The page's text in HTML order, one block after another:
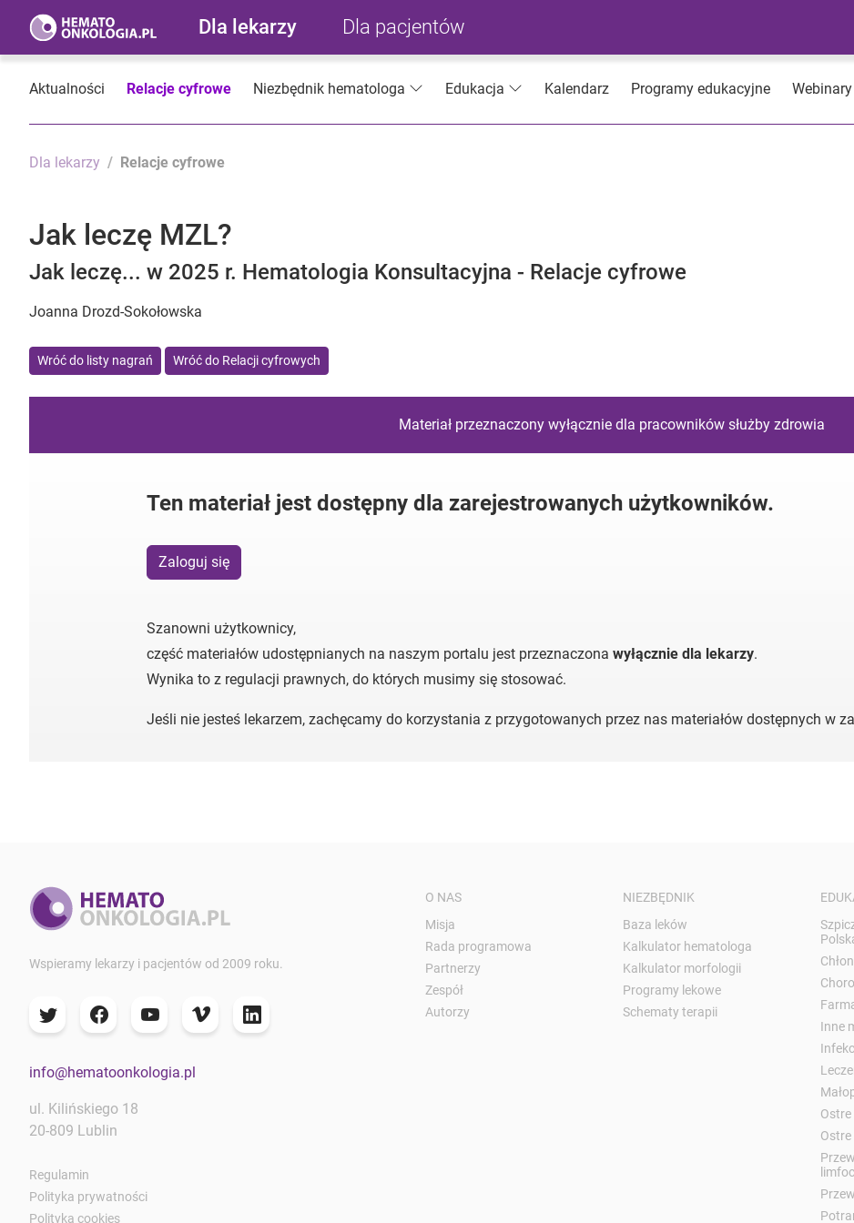
Dla lekarzy Dla pacjentów
Aktualności Relacje cyfrowe Niezbędnik hematologa Edukacja Kalendarz Programy edukacyjne Webinary
Dla lekarzy Relacje cyfrowe
Jak leczę MZL?
Jak leczę... w 2025 r. Hematologia Konsultacyjna - Relacje cyfrowe
Joanna Drozd-Sokołowska
Wróć do listy nagrań Wróć do Relacji cyfrowych
Materiał przeznaczony wyłącznie dla pracowników służby zdrowia
Ten materiał jest dostępny dla zarejestrowanych użytkowników.
Zaloguj się
Szanowni użytkownicy,
część materiałów udostępnianych na naszym portalu jest przeznaczona wyłącznie dla lekarzy.
Wynika to z regulacji prawnych, do których musimy się stosować.
Jeśli nie jesteś lekarzem, zachęcamy do korzystania z przygotowanych przez nas materiałów dostępnych w
Wspieramy lekarzy i pacjentów od 2009 roku.
info@hematoonkologia.pl
ul. Kilińskiego 18
20-809 Lublin
Regulamin
Polityka prywatności
Polityka cookies
O NAS
Misja
Rada programowa
Partnerzy
Zespół
Autorzy
NIEZBĘDNIK
Baza leków
Kalkulator hematologa
Kalkulator morfologii
Programy lekowe
Schematy terapii
Inne
Ostre
Ostre